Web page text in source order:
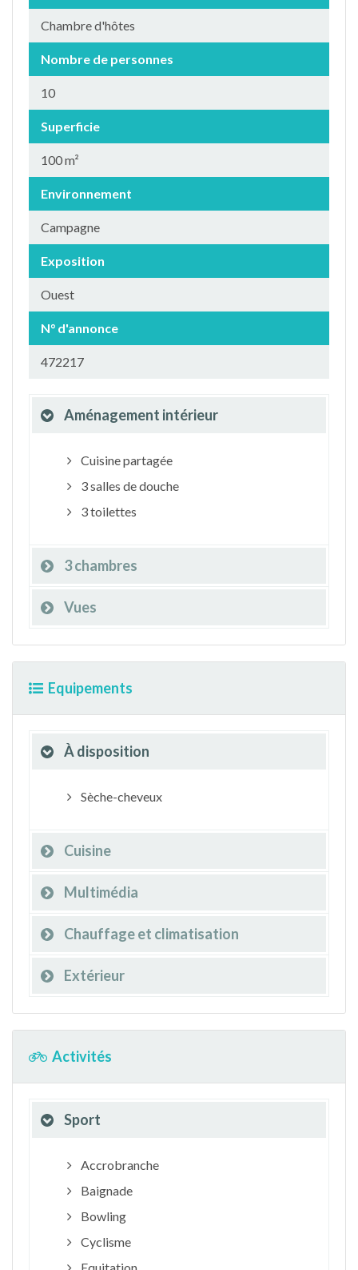
Chambre d'hôtes
Nombre de personnes
10
Superficie
100 m²
Environnement
Campagne
Exposition
Ouest
N° d'annonce
472217
Aménagement intérieur
Cuisine partagée
3 salles de douche
3 toilettes
3 chambres
Vues
Equipements
À disposition
Sèche-cheveux
Cuisine
Multimédia
Chauffage et climatisation
Extérieur
Activités
Sport
Accrobranche
Baignade
Bowling
Cyclisme